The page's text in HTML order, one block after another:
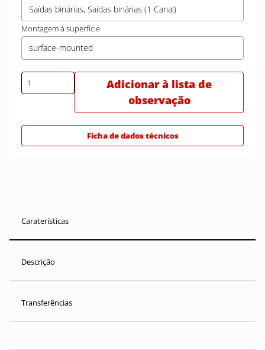
Saídas binárias, Saídas binárias (1 Canal)
Montagem à superfície
surface-mounted
Adicionar à lista de
observação
Ficha de dados técnicos
Caraterísticas
Descrição
Transferências